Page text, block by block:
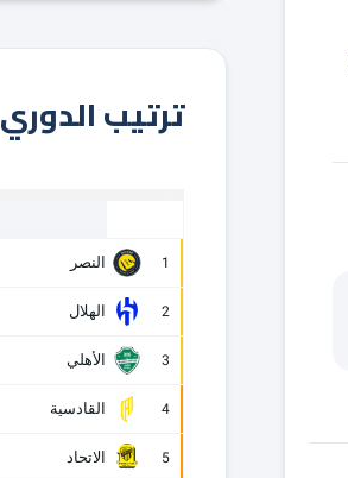
ترتيب الدوري
1 النصر
2 الهلال
3 الأهلي
4 القادسية
5 الاتحاد